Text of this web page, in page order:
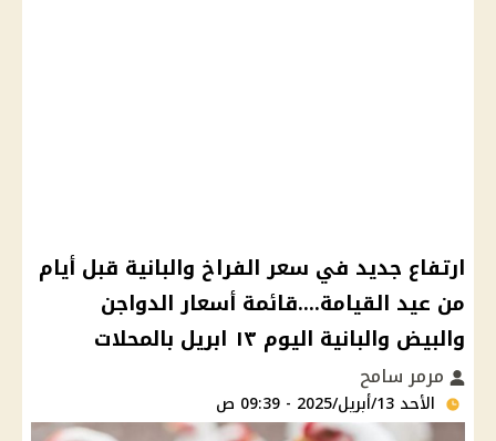
ارتفاع جديد في سعر الفراخ والبانية قبل أيام
من عيد القيامة....قائمة أسعار الدواجن
والبيض والبانية اليوم ١٣ ابريل بالمحلات
مرمر سامح
الأحد 13/أبريل/2025 - 09:39 ص